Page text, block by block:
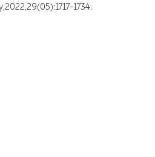
1734.